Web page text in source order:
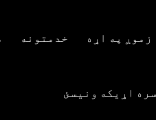
خدمتونه زموږ په اړه
اړیکه ونیسئ